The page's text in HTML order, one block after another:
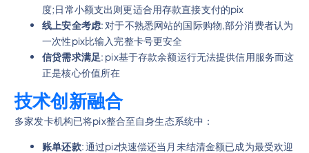
度;日常小额支出则更适合用存款直接支付的pix
线上安全考虑: 对于不熟悉网站的国际购物,部分消费者认为
一次性pix比输入完整卡号更安全
信贷需求满足: pix基于存款余额运行无法提供信用服务而这
正是核心价值所在
技术创新融合
多家发卡机构已将pix整合至自身生态系统中：
账单还款: 通过piz快速偿还当月未结清金额已成为最受欢迎